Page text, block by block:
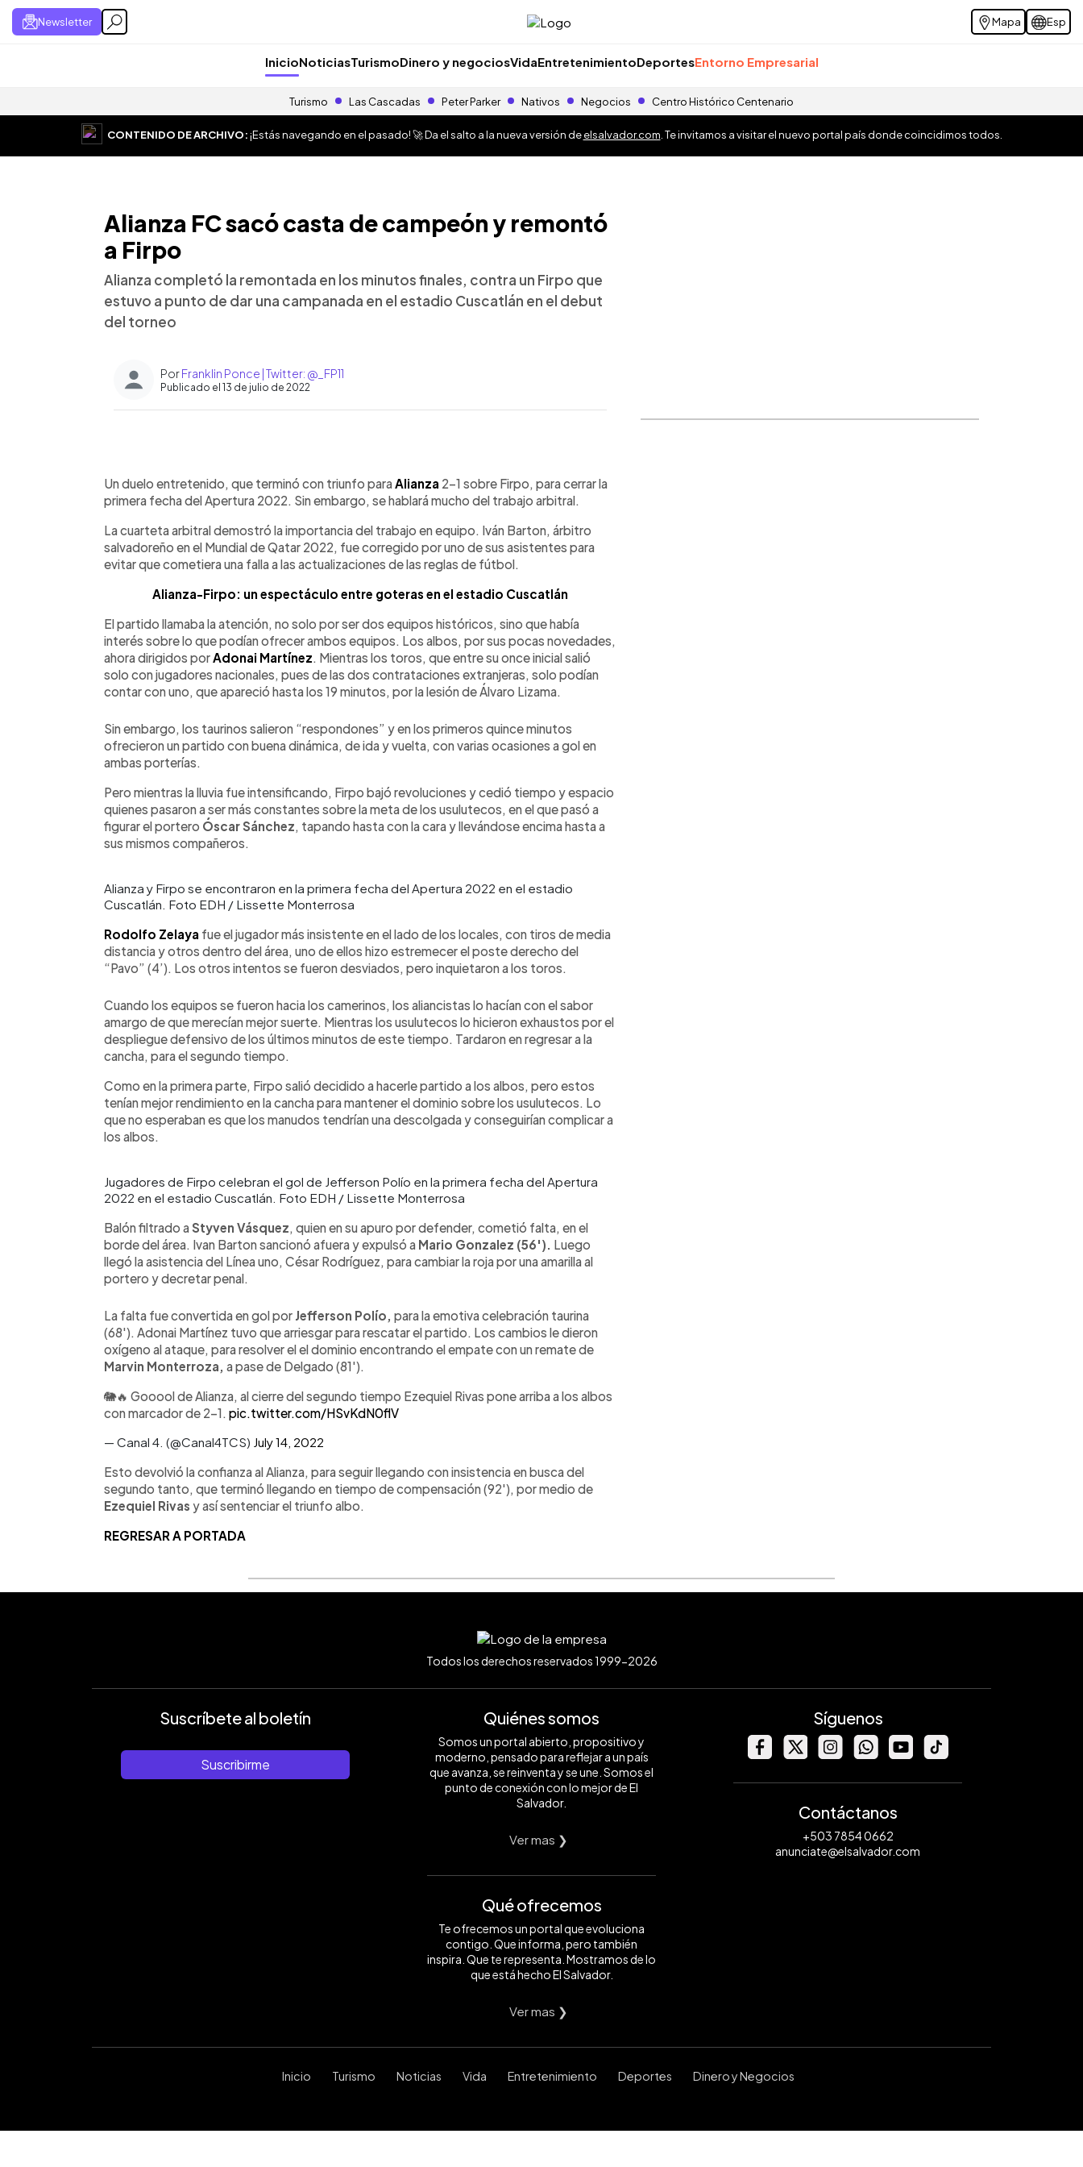
Newsletter Mapa Esp
InicioNoticiasTurismoDinero y negociosVidaEntretenimientoDeportesEntorno Empresarial
Turismo Las Cascadas Peter Parker Nativos Negocios Centro Histórico Centenario
CONTENIDO DE ARCHIVO:¡Estás navegando en el pasado! 🚀 Da el salto a la nueva versión deelsalvador.com . Te invitamos a visitar el nuevo portal país donde coincidimos todos.
Alianza FC sacó casta de campeón y remontó
a Firpo
Alianza completó la remontada en los minutos finales, contra un Firpo que
estuvo a punto de dar una campanada en el estadio Cuscatlán en el debut
del torneo
PorFranklin Ponce | Twitter: @_FP11
Publicado el 13 de julio de 2022
Escuchar artículo
Un duelo entretenido, que terminó con triunfo paraAlianza 2-1 sobre Firpo, para cerrar la
primera fecha del Apertura 2022. Sin embargo, se hablará mucho del trabajo arbitral.
La cuarteta arbitral demostró la importancia del trabajo en equipo. Iván Barton, árbitro
salvadoreño en el Mundial de Qatar 2022, fue corregido por uno de sus asistentes para
evitar que cometiera una falla a las actualizaciones de las reglas de fútbol.
Alianza-Firpo: un espectáculo entre goteras en el estadio Cuscatlán
El partido llamaba la atención, no solo por ser dos equipos históricos, sino que había
interés sobre lo que podían ofrecer ambos equipos. Los albos, por sus pocas novedades,
ahora dirigidos porAdonai Martínez. Mientras los toros, que entre su once inicial salió
solo con jugadores nacionales, pues de las dos contrataciones extranjeras, solo podían
contar con uno, que apareció hasta los 19 minutos, por la lesión de Álvaro Lizama.
Sin embargo, los taurinos salieron “respondones” y en los primeros quince minutos
ofrecieron un partido con buena dinámica, de ida y vuelta, con varias ocasiones a gol en
ambas porterías.
Pero mientras la lluvia fue intensificando, Firpo bajó revoluciones y cedió tiempo y espacio
quienes pasaron a ser más constantes sobre la meta de los usulutecos, en el que pasó a
figurar el portero Óscar Sánchez, tapando hasta con la cara y llevándose encima hasta a
sus mismos compañeros.
Alianza y Firpo se encontraron en la primera fecha del Apertura 2022 en el estadio
Cuscatlán. Foto EDH / Lissette Monterrosa
Rodolfo Zelaya fue el jugador más insistente en el lado de los locales, con tiros de media
distancia y otros dentro del área, uno de ellos hizo estremecer el poste derecho del
“Pavo” (4’). Los otros intentos se fueron desviados, pero inquietaron a los toros.
Cuando los equipos se fueron hacia los camerinos, los aliancistas lo hacían con el sabor
amargo de que merecían mejor suerte. Mientras los usulutecos lo hicieron exhaustos por el
despliegue defensivo de los últimos minutos de este tiempo. Tardaron en regresar a la
cancha, para el segundo tiempo.
Como en la primera parte, Firpo salió decidido a hacerle partido a los albos, pero estos
tenían mejor rendimiento en la cancha para mantener el dominio sobre los usulutecos. Lo
que no esperaban es que los manudos tendrían una descolgada y conseguirían complicar a
los albos.
Jugadores de Firpo celebran el gol de Jefferson Polío en la primera fecha del Apertura
2022 en el estadio Cuscatlán. Foto EDH / Lissette Monterrosa
Balón filtrado a Styven Vásquez, quien en su apuro por defender, cometió falta, en el
borde del área. Ivan Barton sancionó afuera y expulsó a Mario Gonzalez (56'). Luego
llegó la asistencia del Línea uno, César Rodríguez, para cambiar la roja por una amarilla al
portero y decretar penal.
La falta fue convertida en gol por Jefferson Polío, para la emotiva celebración taurina
(68'). Adonai Martínez tuvo que arriesgar para rescatar el partido. Los cambios le dieron
oxígeno al ataque, para resolver el el dominio encontrando el empate con un remate de
Marvin Monterroza, a pase de Delgado (81').
🐘🔥 Gooool de Alianza, al cierre del segundo tiempo Ezequiel Rivas pone arriba a los albos
con marcador de 2-1. pic.twitter.com/HSvKdN0flV
— Canal 4. (@Canal4TCS) July 14, 2022
Esto devolvió la confianza al Alianza, para seguir llegando con insistencia en busca del
segundo tanto, que terminó llegando en tiempo de compensación (92'), por medio de
Ezequiel Rivas y así sentenciar el triunfo albo.
REGRESAR A PORTADA
Todos los derechos reservados 1999-2026
Suscríbete al boletín
Suscribirme
Quiénes somos
Somos un portal abierto, propositivo y
moderno, pensado para reflejar a un país
que avanza, se reinventa y se une. Somos el
punto de conexión con lo mejor de El
Salvador.
Ver mas ❯
Qué ofrecemos
Te ofrecemos un portal que evoluciona
contigo. Que informa, pero también
inspira. Que te representa. Mostramos de lo
que está hecho El Salvador.
Ver mas ❯
Síguenos
Contáctanos
+503 7854 0662
anunciate@elsalvador.com
Inicio Turismo Noticias Vida Entretenimiento Deportes Dinero y Negocios